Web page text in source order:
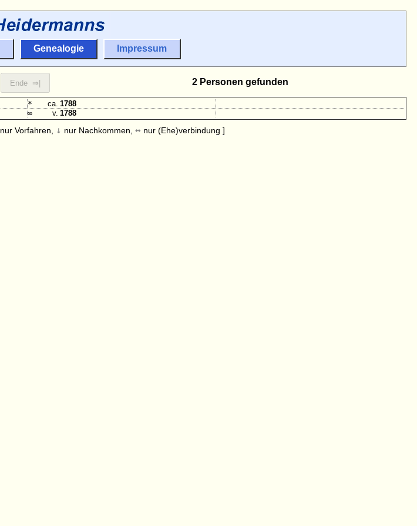
Genealogie Impressum
2 Personen gefunden
* ca. 1788
∞ v. 1788
nur Vorfahren, ↓ nur Nachkommen, ↔ nur (Ehe)verbindung ]